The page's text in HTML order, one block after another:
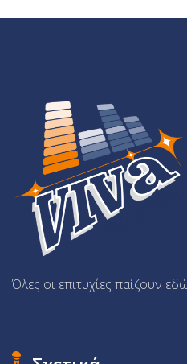
Όλες οι επιτυχίες παίζουν